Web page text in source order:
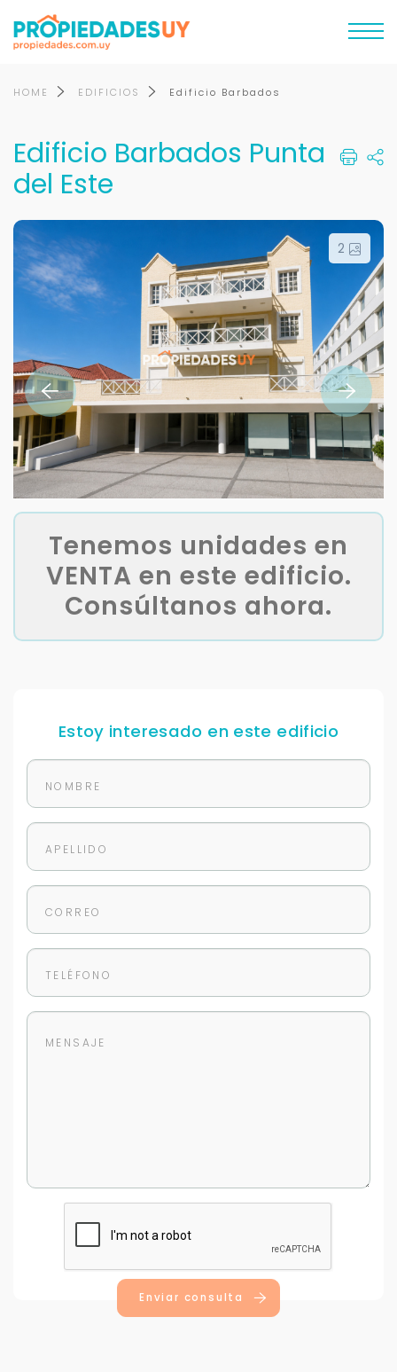
HOME EDIFICIOS Edificio Barbados
Edificio Barbados Punta
del Este
2
Tenemos unidades en
VENTA en este edificio.
Consúltanos ahora.
Estoy interesado en este edificio
Enviar consulta